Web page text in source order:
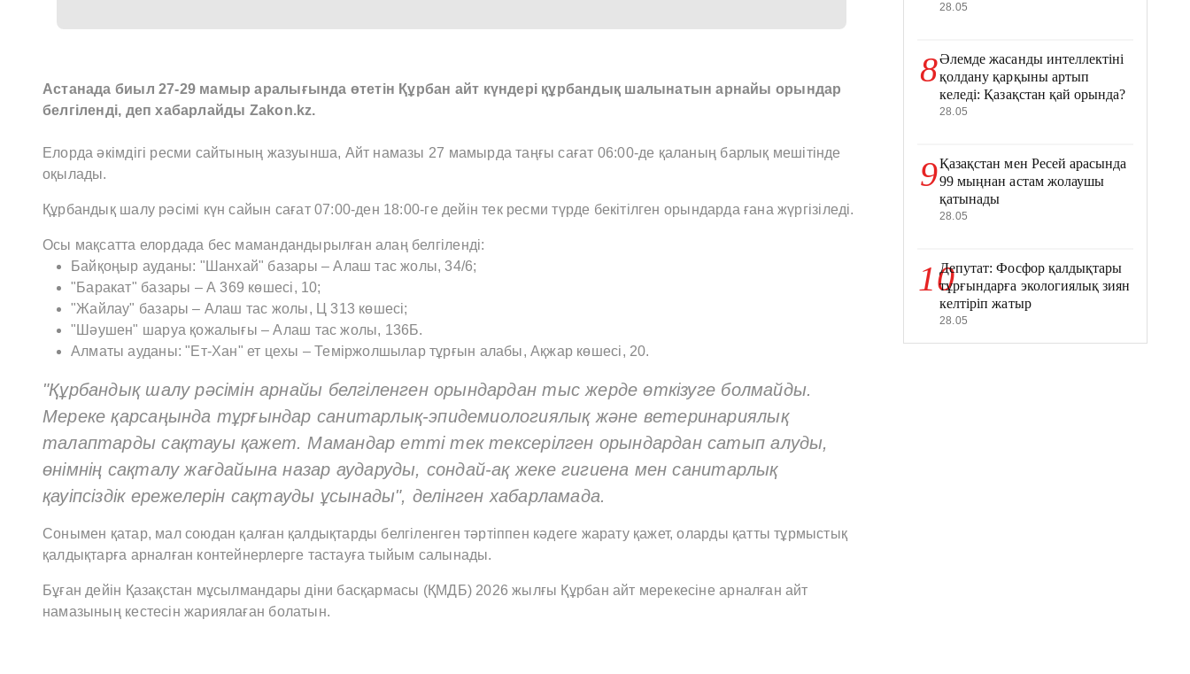
Астанада биыл 27-29 мамыр аралығында өтетін Құрбан айт күндері құрбандық шалынатын арнайы орындар
белгіленді, деп хабарлайды Zakon.kz.
Елорда әкімдігі ресми сайтының жазуынша, Айт намазы 27 мамырда таңғы сағат 06:00-де қаланың барлық мешітінде
оқылады.
Құрбандық шалу рәсімі күн сайын сағат 07:00-ден 18:00-ге дейін тек ресми түрде бекітілген орындарда ғана жүргізіледі.
Осы мақсатта елордада бес мамандандырылған алаң белгіленді:
Байқоңыр ауданы: "Шанхай" базары – Алаш тас жолы, 34/6;
"Баракат" базары – А 369 көшесі, 10;
"Жайлау" базары – Алаш тас жолы, Ц 313 көшесі;
"Шәушен" шаруа қожалығы – Алаш тас жолы, 136Б.
Алматы ауданы: "Ет-Хан" ет цехы – Теміржолшылар тұрғын алабы, Ақжар көшесі, 20.
"Құрбандық шалу рәсімін арнайы белгіленген орындардан тыс жерде өткізуге болмайды.
Мереке қарсаңында тұрғындар санитарлық-эпидемиологиялық және ветеринариялық
талаптарды сақтауы қажет. Мамандар етті тек тексерілген орындардан сатып алуды,
өнімнің сақталу жағдайына назар аударуды, сондай-ақ жеке гигиена мен санитарлық
қауіпсіздік ережелерін сақтауды ұсынады", делінген хабарламада.
Сонымен қатар, мал союдан қалған қалдықтарды белгіленген тәртіппен кәдеге жарату қажет, оларды қатты тұрмыстық
қалдықтарға арналған контейнерлерге тастауға тыйым салынады.
Бұған дейін Қазақстан мұсылмандары діни басқармасы (ҚМДБ) 2026 жылғы Құрбан айт мерекесіне арналған айт
намазының кестесін жариялаған болатын.
28.05
8Әлемде жасанды интеллектіні
қолдану қарқыны артып
келеді: Қазақстан қай орында?
28.05
9Қазақстан мен Ресей арасында
99 мыңнан астам жолаушы
қатынады
28.05
10Депутат: Фосфор қалдықтары
тұрғындарға экологиялық зиян
келтіріп жатыр
28.05